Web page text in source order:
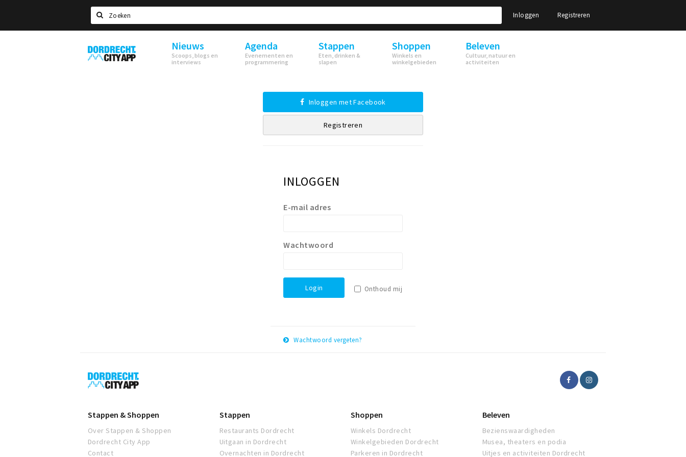
Zoeken
Inloggen Registreren
Dordrecht
City
Nieuws
Scoops, blogs en
interviews
Agenda
Evenementen en
programmering
Stappen
Eten, drinken &
slapen
Shoppen
Winkels en
winkelgebieden
Beleven
Cultuur, natuur en
activiteiten
Inloggen met Facebook
Registreren
INLOGGEN
E-mail adres
Wachtwoord
Login Onthoud mij
Wachtwoord vergeten?
Dordrecht
City
Stappen & Shoppen
Over Stappen & Shoppen
Dordrecht City App
Contact
Stappen
Restaurants Dordrecht
Uitgaan in Dordrecht
Overnachten in Dordrecht
Shoppen
Winkels Dordrecht
Winkelgebieden Dordrecht
Parkeren in Dordrecht
Beleven
Bezienswaardigheden
Musea, theaters en podia
Uitjes en activiteiten Dordrecht